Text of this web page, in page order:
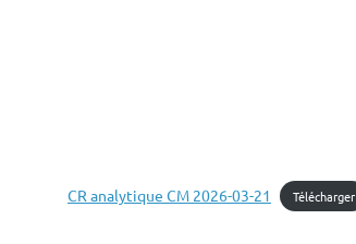
CR analytique CM 2026-03-21 Télécharger